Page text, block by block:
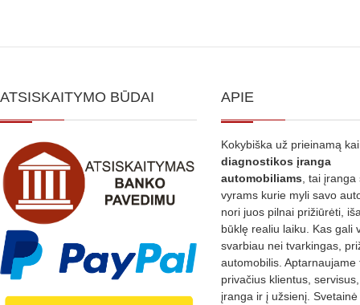
ATSISKAITYMO BŪDAI APIE
Kokybiška už prieinamą
diagnostikos įranga
automobiliams , tai
vyrams kurie myli savo
nori juos pilnai prižiūrėti,
būklę realiu laiku. Kas gali
svarbiau nei tvarkingas,
automobilis. Aptarnaujame
privačius klientus,
įranga ir į užsienį.